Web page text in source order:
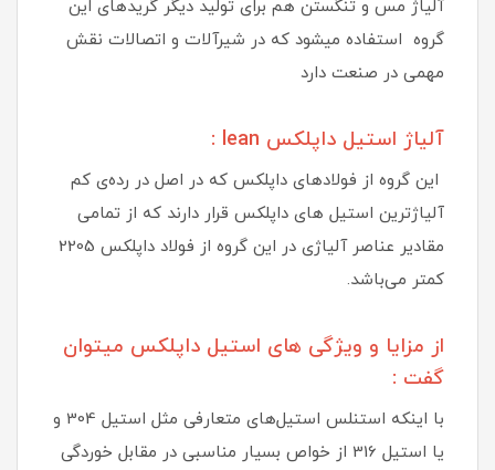
آلیاژ مس و تنگستن هم برای تولید دیگر گریدهای این
گروه استفاده میشود که در شیرآلات و اتصالات نقش
مهمی در صنعت دارد
آلیاژ استیل داپلکس lean :
این گروه از فولادهای داپلکس که در اصل در رده‌ی کم
آلیاژترین استیل‌ های داپلکس قرار دارند که از تمامی
مقادیر عناصر آلیاژی در این گروه از فولاد داپلکس 2205
کمتر می‌باشد.
از مزایا و ویژگی های استیل داپلکس میتوان
گفت :
با اینکه استنلس استیل‌های متعارفی مثل استیل 304 و
یا استیل 316 از خواص بسیار مناسبی در مقابل خوردگی